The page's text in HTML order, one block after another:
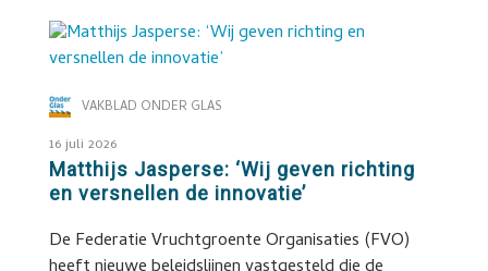
VAKBLAD ONDER GLAS
16 juli 2026
Matthijs Jasperse: ‘Wij geven richting
en versnellen de innovatie’
De Federatie Vruchtgroente Organisaties (FVO)